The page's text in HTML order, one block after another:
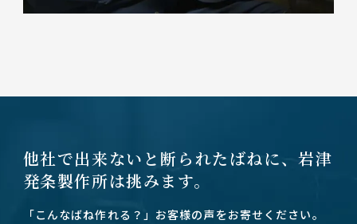
他社で出来ないと断られたばねに、岩津
発条製作所は挑みます。
「こんなばね作れる？」お客様の声をお寄せください。